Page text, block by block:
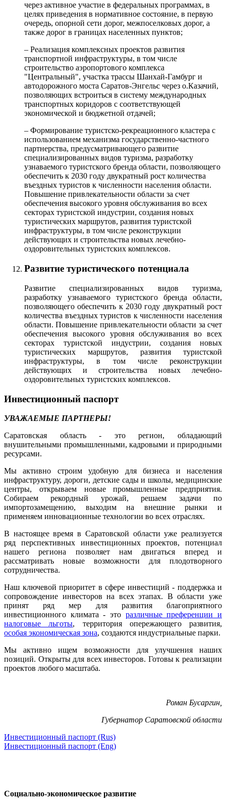
через активное участие в федеральных программах, в
целях приведения в нормативное состояние, в первую
очередь, опорной сети дорог, межпоселковых дорог, а
также дорог в границах населенных пунктов;
– Реализация комплексных проектов развития
транспортной инфраструктуры, в том числе
строительство аэропортового комплекса
"Центральный", участка трассы Шанхай-Гамбург и
автодорожного моста Саратов-Энгельс через о.Казачий,
позволяющих встроиться в систему международных
транспортных коридоров с соответствующей
экономической и бюджетной отдачей;
– Формирование туристско-рекреационного кластера с
использованием механизма государственно-частного
партнерства, предусматривающего развитие
специализированных видов туризма, разработку
узнаваемого туристского бренда области, позволяющего
обеспечить к 2030 году двукратный рост количества
въездных туристов к численности населения области.
Повышение привлекательности области за счет
обеспечения высокого уровня обслуживания во всех
секторах туристской индустрии, создания новых
туристических маршрутов, развития туристской
инфраструктуры, в том числе реконструкции
действующих и строительства новых лечебно-
оздоровительных туристских комплексов.
Развитие туристического потенциала
Развитие специализированных видов туризма,
разработку узнаваемого туристского бренда области,
позволяющего обеспечить к 2030 году двукратный рост
количества въездных туристов к численности населения
области. Повышение привлекательности области за счет
обеспечения высокого уровня обслуживания во всех
секторах туристской индустрии, создания новых
туристических маршрутов, развития туристской
инфраструктуры, в том числе реконструкции
действующих и строительства новых лечебно-
оздоровительных туристских комплексов.
Инвестиционный паспорт
УВАЖАЕМЫЕ ПАРТНЕРЫ!
Саратовская область - это регион, обладающий
внушительными промышленными, кадровыми и природными
ресурсами.
Мы активно строим удобную для бизнеса и населения
инфраструктуру, дороги, детские сады и школы, медицинские
центры, открываем новые промышленные предприятия.
Собираем рекордный урожай, решаем задачи по
импортозамещению, выходим на внешние рынки и
применяем инновационные технологии во всех отраслях.
В настоящее время в Саратовской области уже реализуется
ряд перспективных инвестиционных проектов, потенциал
нашего региона позволяет нам двигаться вперед и
рассматривать новые возможности для плодотворного
сотрудничества.
Наш ключевой приоритет в сфере инвестиций - поддержка и
сопровождение инвесторов на всех этапах. В области уже
принят ряд мер для развития благоприятного
инвестиционного климата - это различные преференции и
налоговые льготы, территория опережающего развития,
особая экономическая зона, создаются индустриальные парки.
Мы активно ищем возможности для улучшения наших
позиций. Открыты для всех инвесторов. Готовы к реализации
проектов любого масштаба.
Роман Бусаргин,
Губернатор Саратовской области
Инвестиционный паспорт (Rus)
Инвестиционный паспорт (Eng)
Социально-экономическое развитие